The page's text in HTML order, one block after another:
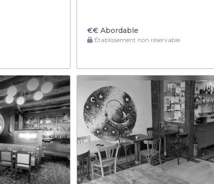
€€Abordable
Établissement non réservable